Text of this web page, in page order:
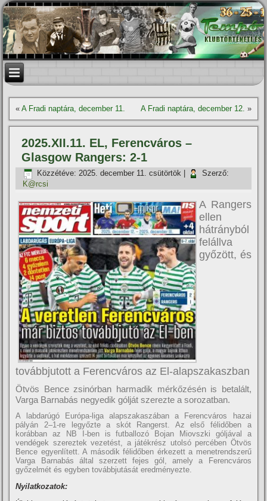
«A Fradi naptára, december 11. A Fradi naptára, december 12. »
2025.XII.11. EL, Ferencváros –
Glasgow Rangers: 2-1
Közzétéve: 2025. december 11. csütörtök
Szerző:
K@rcsi
A Rangers
ellen
hátrányból
felállva
győzött, és
továbbjutott a Ferencváros az El-alapszakaszban
Ötvös Bence zsinórban harmadik mérkőzésén is betalált,
Varga Barnabás negyedik gólját szerezte a sorozatban.
A labdarúgó Európa-liga alapszakaszában a Ferencváros hazai
pályán 2–1-re legyőzte a skót Rangerst. Az első félidőben a
korábban az NB I-ben is futballozó Bojan Miovszki góljával a
vendégek szereztek vezetést, a játékrész utolsó percében Ötvös
Bence egyenlített. A második félidőben érkezett a menetrendszerű
Varga Barnabás által szerzett fejes gól, amely a Ferencváros
győzelmét és egyben továbbjutását eredményezte.
Nyilatkozatok: